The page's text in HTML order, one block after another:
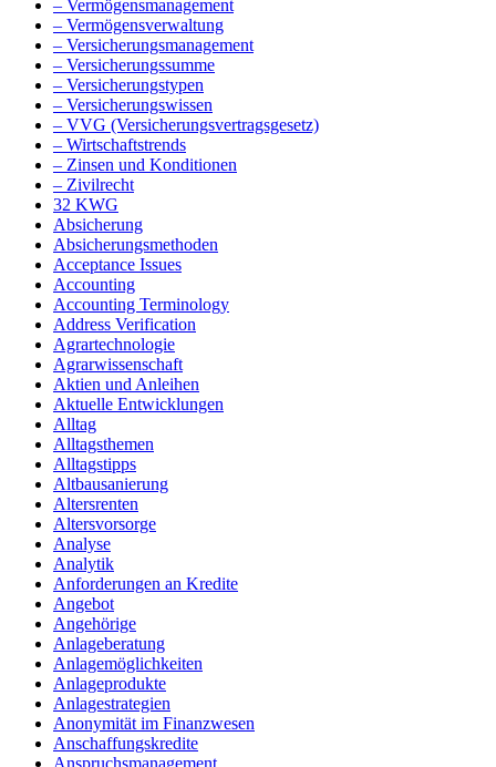
– Vermögensmanagement
– Vermögensverwaltung
– Versicherungsmanagement
– Versicherungssumme
– Versicherungstypen
– Versicherungswissen
– VVG (Versicherungsvertragsgesetz)
– Wirtschaftstrends
– Zinsen und Konditionen
– Zivilrecht
32 KWG
Absicherung
Absicherungsmethoden
Acceptance Issues
Accounting
Accounting Terminology
Address Verification
Agrartechnologie
Agrarwissenschaft
Aktien und Anleihen
Aktuelle Entwicklungen
Alltag
Alltagsthemen
Alltagstipps
Altbausanierung
Altersrenten
Altersvorsorge
Analyse
Analytik
Anforderungen an Kredite
Angebot
Angehörige
Anlageberatung
Anlagemöglichkeiten
Anlageprodukte
Anlagestrategien
Anonymität im Finanzwesen
Anschaffungskredite
Anspruchsmanagement